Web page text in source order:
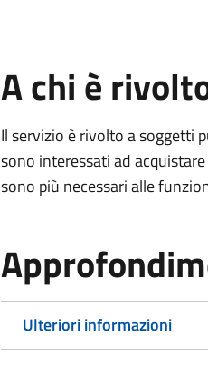
A chi è
Il servizio è rivolto a soggetti
sono interessati ad
sono più necessari alle
Ulteriori informazioni